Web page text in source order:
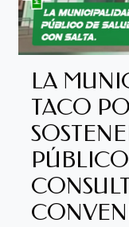
LA
TACO